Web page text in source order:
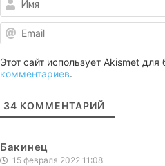
Этот сайт использует Akismet
комментариев.
34 КОММЕНТАРИЙ
Бакинец
15 февраля 2022 11:08